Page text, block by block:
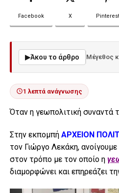
Facebook X Pinterest
▶Άκου το άρθρο Μέγεθος
1 λεπτά ανάγνωσης
Όταν η γεωπολιτική συναντά
Στην εκπομπή ΑΡΧΕΙΟΝ
τον Γιώργο Λεκάκη,
στον τρόπο με τον οποίο η
διαμορφώνει και επηρεάζει